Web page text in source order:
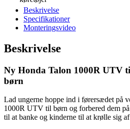
Beskrivelse
Specifikationer
Monteringsvideo
Beskrivelse
Ny Honda Talon 1000R UTV
børn
Lad ungerne hoppe ind i førersædet på
1000R UTV til børn og forbered dem
til at banke og kinderne til at krølle sig